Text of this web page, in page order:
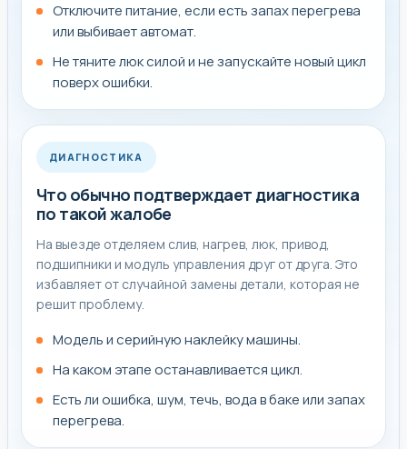
Комментарий мастера сервиса
По обращению «останавливается стиральная машина
gaggenau» мастер на выезде сначала подтверждает
реальную причину симптома и только потом
рекомендует конкретный ремонт. Типовой выезд по
стиральной машине начинается с жалобы вроде "не
отжимает" или "не сливает". После проверки часто
выясняется, что проблема не в самом дорогом узле, а в
помпе, засоре, таходатчике или проводке, и тогда
ремонт получается быстрее и дешевле, чем
ожидалось.
Как обычно проходит работа по такой
неисправности
По таким обращениям важно не гадать по одной
причине, а пройти нормальную диагностику и сразу
Отключите питание, если есть запах перегрева
или выбивает автомат.
Не тяните люк силой и не запускайте новый цикл
поверх ошибки.
ДИАГНОСТИКА
Что обычно подтверждает диагностика
по такой жалобе
На выезде отделяем слив, нагрев, люк, привод,
подшипники и модуль управления друг от друга. Это
избавляет от случайной замены детали, которая не
решит проблему.
Модель и серийную наклейку машины.
На каком этапе останавливается цикл.
Есть ли ошибка, шум, течь, вода в баке или запах
перегрева.